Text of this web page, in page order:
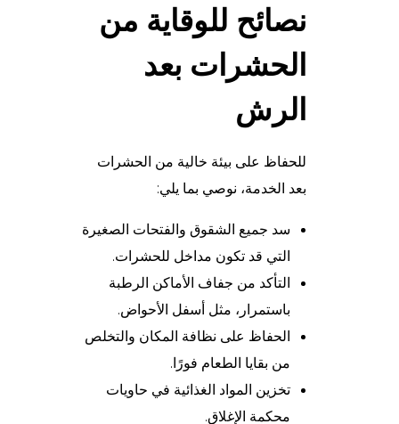
نصائح للوقاية من
الحشرات بعد
الرش
للحفاظ على بيئة خالية من الحشرات
بعد الخدمة، نوصي بما يلي:
سد جميع الشقوق والفتحات الصغيرة
التي قد تكون مداخل للحشرات.
التأكد من جفاف الأماكن الرطبة
باستمرار، مثل أسفل الأحواض.
الحفاظ على نظافة المكان والتخلص
من بقايا الطعام فورًا.
تخزين المواد الغذائية في حاويات
محكمة الإغلاق.